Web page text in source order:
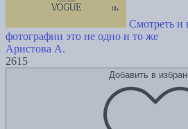
Смотреть и
фотографии это не одно и то же
Аристова А.
2615
Добавить в